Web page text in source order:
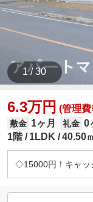
1 / 30
6.3万円 (管理
敷金 1ヶ月 礼金 0
1階
1LDK 40.50
◇15000円！キャッ